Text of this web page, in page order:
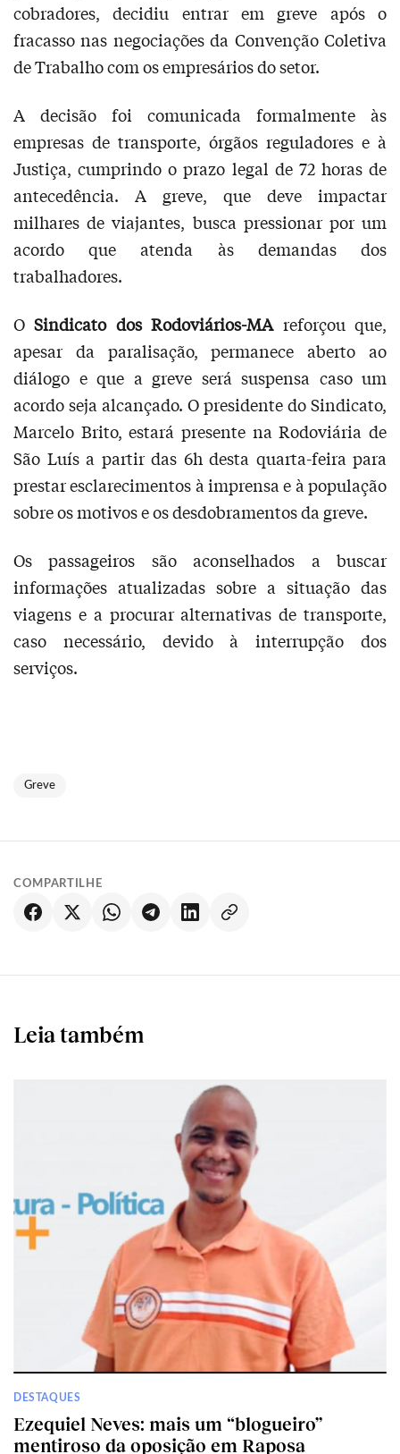
cobradores, decidiu entrar em greve após o
fracasso nas negociações da Convenção Coletiva
de Trabalho com os empresários do setor.
A decisão foi comunicada formalmente às
empresas de transporte, órgãos reguladores e à
Justiça, cumprindo o prazo legal de 72 horas de
antecedência. A greve, que deve impactar
milhares de viajantes, busca pressionar por um
acordo que atenda às demandas dos
trabalhadores.
OSindicato dos Rodoviários-MAreforçou que,
apesar da paralisação, permanece aberto ao
diálogo e que a greve será suspensa caso um
acordo seja alcançado. O presidente do Sindicato,
Marcelo Brito, estará presente na Rodoviária de
São Luís a partir das 6h desta quarta-feira para
prestar esclarecimentos à imprensa e à população
sobre os motivos e os desdobramentos da greve.
Os passageiros são aconselhados a buscar
informações atualizadas sobre a situação das
viagens e a procurar alternativas de transporte,
caso necessário, devido à interrupção dos
serviços.
Greve
COMPARTILHE
Leia também
DESTAQUES
Ezequiel Neves: mais um “blogueiro”
mentiroso da oposição em Raposa